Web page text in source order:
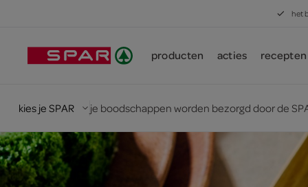
het
producten acties recepten
kies je SPAR je boodschappen worden bezorgd door de